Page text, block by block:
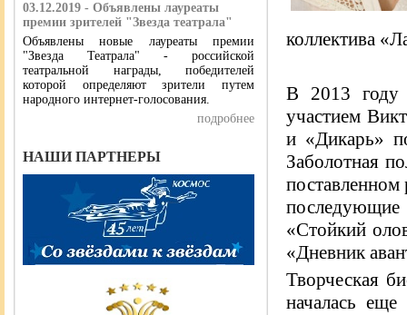
03.12.2019 - Объявлены лауреаты
премии зрителей "Звезда театрала"
Объявлены новые лауреаты премии
"Звезда Театрала" - российской
театральной награды, победителей
которой определяют зрители путем
народного интернет-голосования.
подробнее
НАШИ ПАРТНЕРЫ
коллектива
В 2013 году
участием
и «Дикарь»
Заболотная
последующие
«Стойкий
«Дневник
Творческая
началась